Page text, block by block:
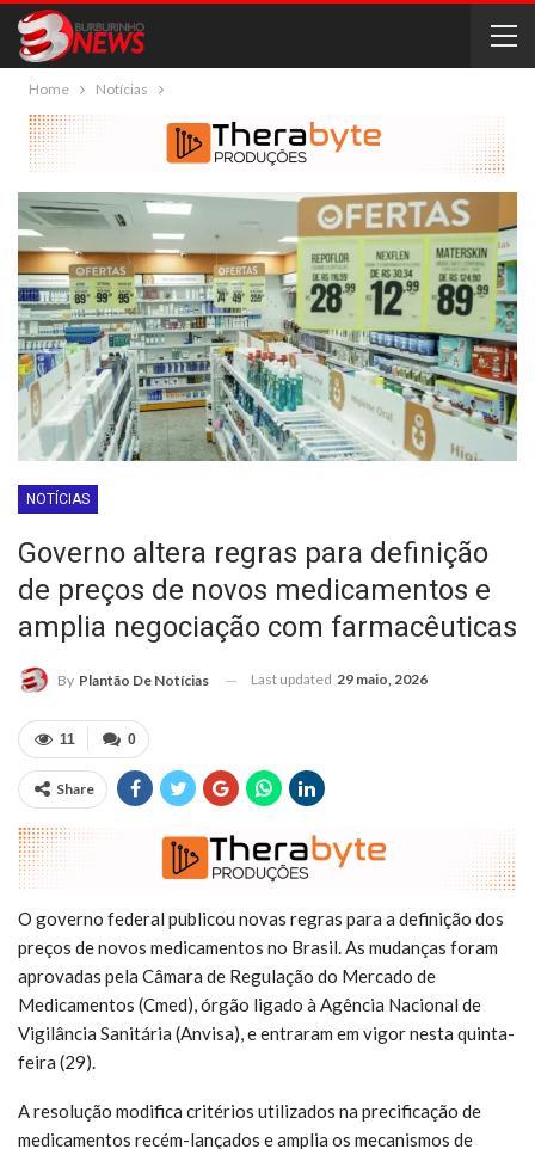
Home Notícias
NOTÍCIAS
Governo altera regras para definição
de preços de novos medicamentos e
amplia negociação com farmacêuticas
By Plantão De Notícias Last updated 29 maio, 2026
0
11
Share
O governo federal publicou novas regras para a definição dos
preços de novos medicamentos no Brasil. As mudanças foram
aprovadas pela Câmara de Regulação do Mercado de
Medicamentos (Cmed), órgão ligado à Agência Nacional de
Vigilância Sanitária (Anvisa), e entraram em vigor nesta quinta-
feira (29).
A resolução modifica critérios utilizados na precificação de
medicamentos recém-lançados e amplia os mecanismos de